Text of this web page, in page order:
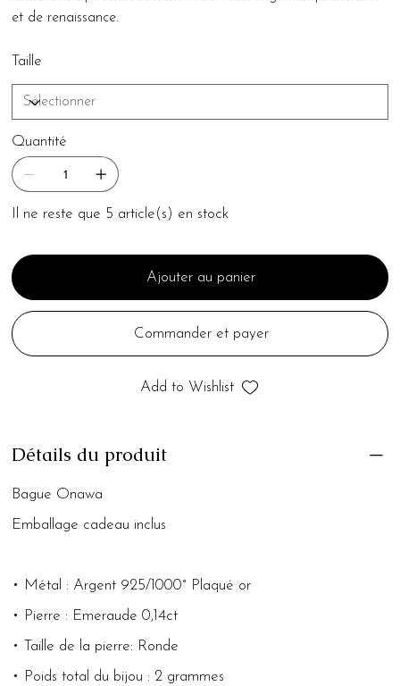
et de renaissance.
Taille
Quantité
Il ne reste que 5 article(s) en stock
Ajouter au panier
Commander et payer
Add to Wishlist
Détails du produit
Bague Onawa
Emballage cadeau inclus
• Métal : Argent 925/1000° Plaqué or
• Pierre : Emeraude 0,14ct
• Taille de la pierre: Ronde
• Poids total du bijou : 2 grammes